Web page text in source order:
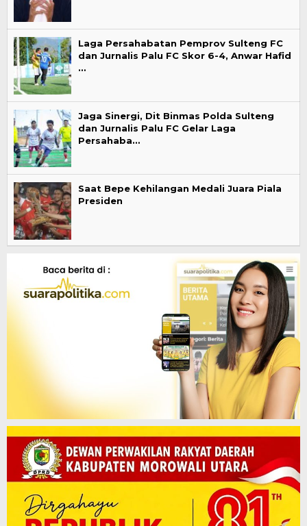
Laga Persahabatan Pemprov Sulteng FC
dan Jurnalis Palu FC Skor 6-4, Anwar Hafid
…
Jaga Sinergi, Dit Binmas Polda Sulteng
dan Jurnalis Palu FC Gelar Laga
Persahaba…
Saat Bepe Kehilangan Medali Juara Piala
Presiden